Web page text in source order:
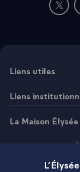
Liens utiles
Liens
La Maison Élysée